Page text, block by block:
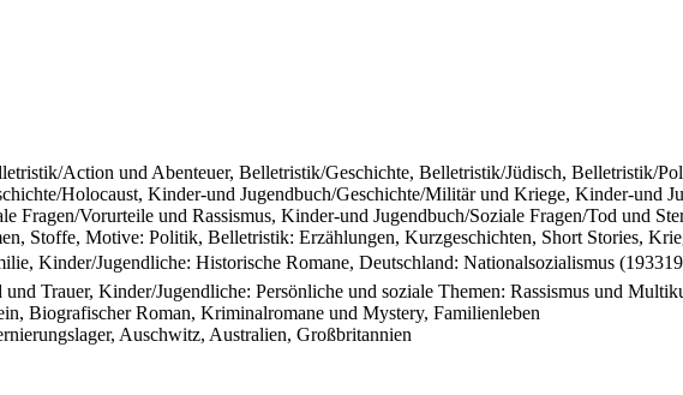
Action und Abenteuer, Belletristik/Geschichte, Belletristik/Jüdisch, Belletristik/
Holocaust, Kinder-und Jugendbuch/Geschichte/Militär und Kriege, Kinder-und
Fragen/Vorurteile und Rassismus, Kinder-und Jugendbuch/Soziale Fragen/Tod und
Stoffe, Motive: Politik, Belletristik: Erzählungen, Kurzgeschichten, Short Stories,
Kinder/Jugendliche: Historische Romane, Deutschland: Nationalsozialismus
Trauer, Kinder/Jugendliche: Persönliche und soziale Themen: Rassismus und
Biografischer Roman, Kriminalromane und Mystery, Familienleben
Auschwitz, Australien, Großbritannien